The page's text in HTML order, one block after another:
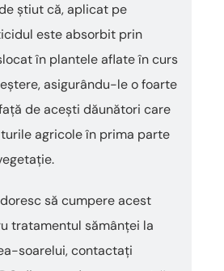
știut că, aplicat pe
este absorbit prin
în plantele aflate în curs
asigurându-le o foarte
de acești dăunători care
agricole în prima parte
să cumpere acest
tratamentul sămânței la
soarelui, contactați